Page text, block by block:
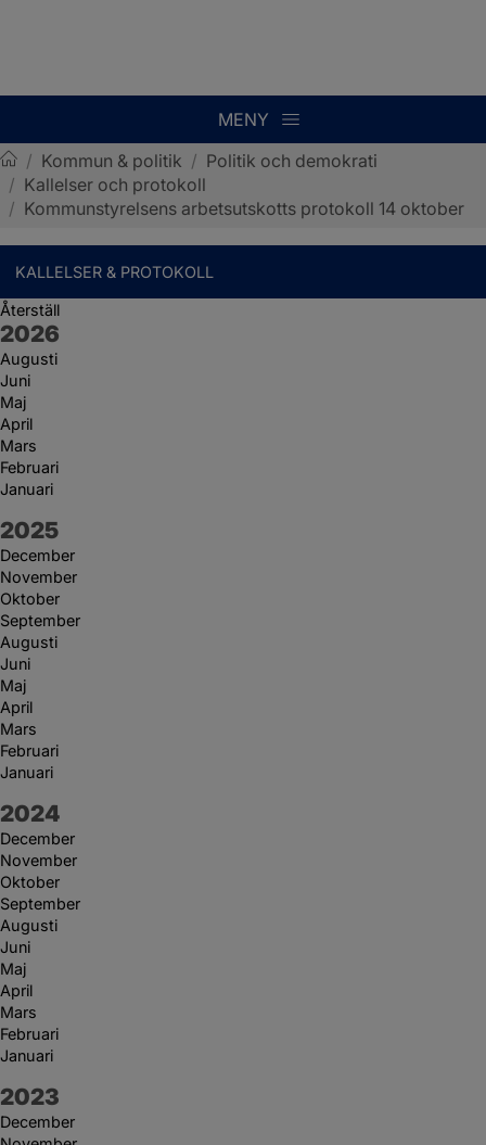
MENY
Sotenäs kommun
/ Kommun & politik / Politik och demokrati
/ Kallelser och protokoll
/ Kommunstyrelsens arbetsutskotts protokoll 14 oktober
KALLELSER & PROTOKOLL
Återställ
År:
2026
Augusti
Juni
Maj
April
Mars
Februari
Januari
År:
2025
December
November
Oktober
September
Augusti
Juni
Maj
April
Mars
Februari
Januari
År:
2024
December
November
Oktober
September
Augusti
Juni
Maj
April
Mars
Februari
Januari
År:
2023
December